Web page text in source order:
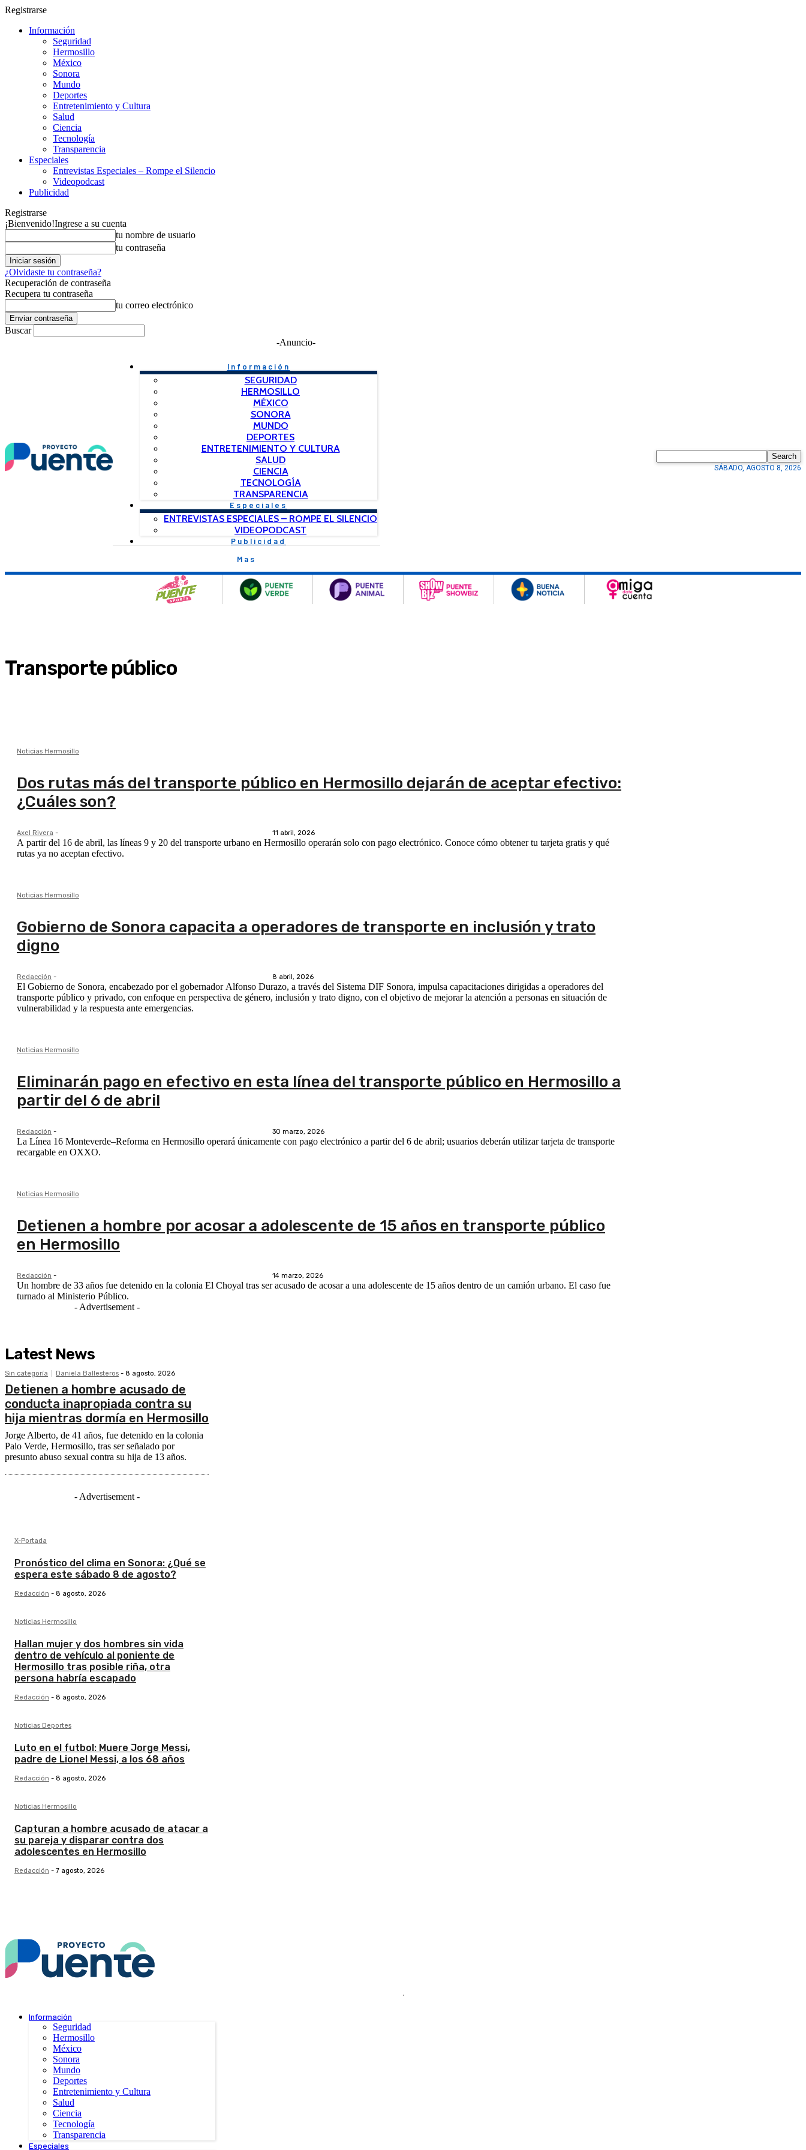
Registrarse
Información
Seguridad
Hermosillo
México
Sonora
Mundo
Deportes
Entretenimiento y Cultura
Salud
Ciencia
Tecnología
Transparencia
Especiales
Entrevistas Especiales – Rompe el Silencio
Videopodcast
Publicidad
Registrarse
¡Bienvenido!Ingrese a su cuenta
tu nombre de usuario
tu contraseña
¿Olvidaste tu contraseña?
Recuperación de contraseña
Recupera tu contraseña
tu correo electrónico
Buscar
-Anuncio-
Información
SEGURIDAD
HERMOSILLO
MÉXICO
SONORA
MUNDO
DEPORTES
ENTRETENIMIENTO Y CULTURA
SALUD
CIENCIA
TECNOLOGÍA
TRANSPARENCIA
Especiales
ENTREVISTAS ESPECIALES – ROMPE EL SILENCIO
VIDEOPODCAST
Publicidad
Mas
Search
SÁBADO, AGOSTO 8, 2026
Transporte público
Noticias Hermosillo
Dos rutas más del transporte público en Hermosillo dejarán de aceptar efectivo:
¿Cuáles son?
Axel Rivera - 11 abril, 2026
A partir del 16 de abril, las líneas 9 y 20 del transporte urbano en Hermosillo operarán solo con pago electrónico. Conoce cómo obtener tu tarjeta gratis y qué
rutas ya no aceptan efectivo.
Noticias Hermosillo
Gobierno de Sonora capacita a operadores de transporte en inclusión y trato
digno
Redacción - 8 abril, 2026
El Gobierno de Sonora, encabezado por el gobernador Alfonso Durazo, a través del Sistema DIF Sonora, impulsa capacitaciones dirigidas a operadores del
transporte público y privado, con enfoque en perspectiva de género, inclusión y trato digno, con el objetivo de mejorar la atención a personas en situación de
vulnerabilidad y la respuesta ante emergencias.
Noticias Hermosillo
Eliminarán pago en efectivo en esta línea del transporte público en Hermosillo a
partir del 6 de abril
Redacción - 30 marzo, 2026
La Línea 16 Monteverde–Reforma en Hermosillo operará únicamente con pago electrónico a partir del 6 de abril; usuarios deberán utilizar tarjeta de transporte
recargable en OXXO.
Noticias Hermosillo
Detienen a hombre por acosar a adolescente de 15 años en transporte público
en Hermosillo
Redacción - 14 marzo, 2026
Un hombre de 33 años fue detenido en la colonia El Choyal tras ser acusado de acosar a una adolescente de 15 años dentro de un camión urbano. El caso fue
turnado al Ministerio Público.
- Advertisement -
Latest News
Sin categoría Daniela Ballesteros - 8 agosto, 2026
Detienen a hombre acusado de
conducta inapropiada contra su
hija mientras dormía en Hermosillo
Jorge Alberto, de 41 años, fue detenido en la colonia
Palo Verde, Hermosillo, tras ser señalado por
presunto abuso sexual contra su hija de 13 años.
- Advertisement -
X-Portada
Pronóstico del clima en Sonora: ¿Qué se
espera este sábado 8 de agosto?
Redacción - 8 agosto, 2026
Noticias Hermosillo
Hallan mujer y dos hombres sin vida
dentro de vehículo al poniente de
Hermosillo tras posible riña, otra
persona habría escapado
Redacción - 8 agosto, 2026
Noticias Deportes
Luto en el futbol: Muere Jorge Messi,
padre de Lionel Messi, a los 68 años
Redacción - 8 agosto, 2026
Noticias Hermosillo
Capturan a hombre acusado de atacar a
su pareja y disparar contra dos
adolescentes en Hermosillo
Redacción - 7 agosto, 2026
.
Información
Seguridad
Hermosillo
México
Sonora
Mundo
Deportes
Entretenimiento y Cultura
Salud
Ciencia
Tecnología
Transparencia
Especiales